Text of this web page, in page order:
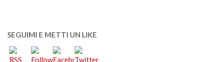
SEGUIMI E METTI UN LIKE